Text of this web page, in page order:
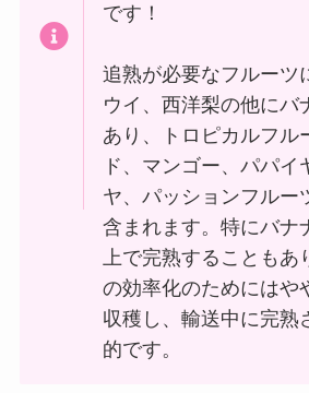
です！
追熟が必要なフルーツ
ウイ、西洋梨の他にバ
あり、トロピカルフル
ド、マンゴー、パパイ
ヤ、パッションフルー
含まれます。特にバナ
上で完熟することもあ
の効率化のためにはや
収穫し、輸送中に完熟
的です。